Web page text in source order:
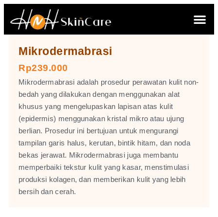
Mikrodermabrasi
Rp239.000
Mikrodermabrasi adalah prosedur perawatan kulit non-
bedah yang dilakukan dengan menggunakan alat
khusus yang mengelupaskan lapisan atas kulit
(epidermis) menggunakan kristal mikro atau ujung
berlian. Prosedur ini bertujuan untuk mengurangi
tampilan garis halus, kerutan, bintik hitam, dan noda
bekas jerawat. Mikrodermabrasi juga membantu
memperbaiki tekstur kulit yang kasar, menstimulasi
produksi kolagen, dan memberikan kulit yang lebih
bersih dan cerah.